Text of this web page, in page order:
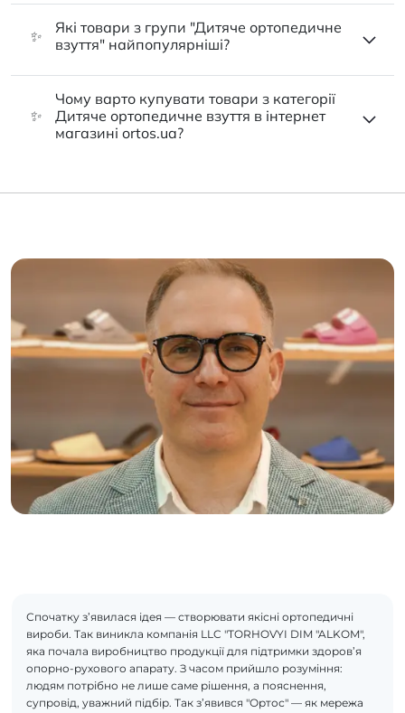
✨
Які товари з групи "Дитяче ортопедичне
взуття" найпопулярніші?
✨
Чому варто купувати товари з категорії
Дитяче ортопедичне взуття в інтернет
магазині ortos.ua?
Спочатку з’явилася ідея — створювати якісні ортопедичні
вироби. Так виникла компанія LLC "TORHOVYI DIM "ALKOM",
яка почала виробництво продукції для підтримки здоров’я
опорно-рухового апарату. З часом прийшло розуміння:
людям потрібно не лише саме рішення, а пояснення,
супровід, уважний підбір. Так з’явився "Ортос" — як мережа